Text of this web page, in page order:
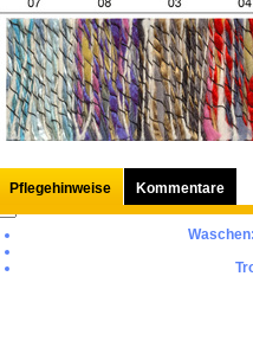
Pflegehinweise Kommentare